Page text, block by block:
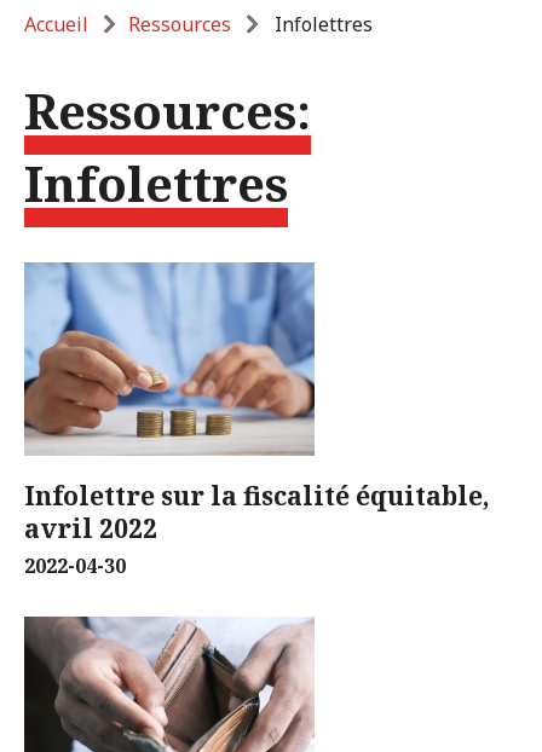
Breadcrumb
Accueil Ressources Infolettres
Ressources:
Infolettres
Infolettre sur la fiscalité équitable,
avril 2022
2022-04-30